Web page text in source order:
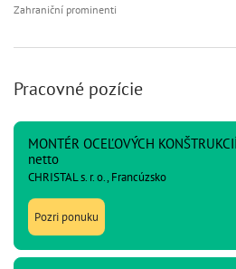
Zahraniční prominenti
Pracovné pozície
MONTÉR OCEĽOVÝCH
netto
CHRISTAL s. r. o., Francúzsko
Pozri ponuku